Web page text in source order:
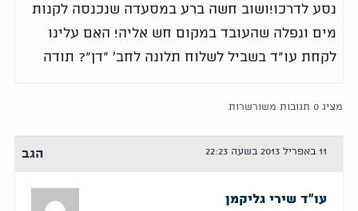
נסע לדרכו!ושוב חשה ברע במסעדה שנכנסה לקנות
מים ונפלה שהעובד במקום חש אליה! האם עלינו
לקחת עו"ד בשביל לשלוח תלונה לחב' "דן"? תודה
מציג 0 תגובות משורשרות
11 באפריל 2013 בשעה 22:23 הגב
עו"ד שירי גליקמן